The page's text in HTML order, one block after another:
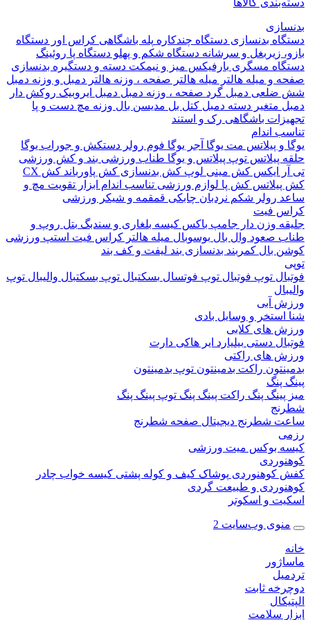
کالاها
بدنسازیدستگاه چندکارهپله باشگاهیکراس اوردستگاه
زیربغل و سرشانه دستگاه شکم و پهلودستگاه پاروئینگ
مسگریبارفیکسمیز و نیمکتدسته و دستگیره بدنسازی
و میله هالتر میله هالتر صفحه ، وزنه هالتر دمبل و وزنه دمبل
دمبل گرد صفحه ، وزنه دمبل دمبل ایروبیک روکش دار
متغیردسته دمبل کتل بلمدیسن بالوزنه مچ دست و پا
باشگاهیرک و استند
اندام
و پیلاتسمت یوگاآجر یوگا فوم رولر دستکش و جوراب یوگا
پیلاتستوپ پیلاتس و یوگاطناب ورزشی بند و کش ورزشی
ایکس کش مینی لوپ کش بدنسازیکش پاورباندکش CX
کش پالوازم ورزشی تناسب اندام ابزار تقویت مچ و
رولر شکم نردبان چابکیقمقمه و شیکر ورزشی
فیت
وزن دارجامپ باکسکیسه بلغاری و سندبگبتل روپ و
صعودوال بال بوسوبالمیله هالتر کراس فیت استپ ورزشی
بالکمربند بدنسازیبند لیفت و کف بند
توپ فوتبالتوپ فوتسالبسکتبالتوپ بسکتبالوالیبال توپ
آبی
و وسایل بادی
های کلابی
دستیبیلیاردایر هاکیدارت
های راکتی
راکت بدمینتونتوپ بدمینتون
پنگ
پنگراکت پینگ پنگتوپ پینگ پنگ
شطرنج دیجیتالصفحه شطرنج
بوکسمیت ورزشی
کوهنوردیپوشاککیف و کوله پشتیکیسه خوابچادر
و طبیعت گردی
و اسکوتر
وب‌سایت 2
ثابت
سلامت